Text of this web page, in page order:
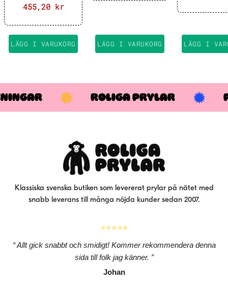
Det
priset
var:
455,20 krDet
nuvarande
priset
är:
455,20 kr.
LÄGG I VARUKORG LÄGG I VARUKORG LÄGG I
ROLIGA PRYLAR
Klassiska svenska butiken som levererat prylar på nätet med
snabb leverans till många nöjda kunder sedan 2007.
⭐⭐⭐⭐⭐
Allt gick snabbt och smidigt! Kommer rekommendera denna
sida till folk jag känner.
Johan